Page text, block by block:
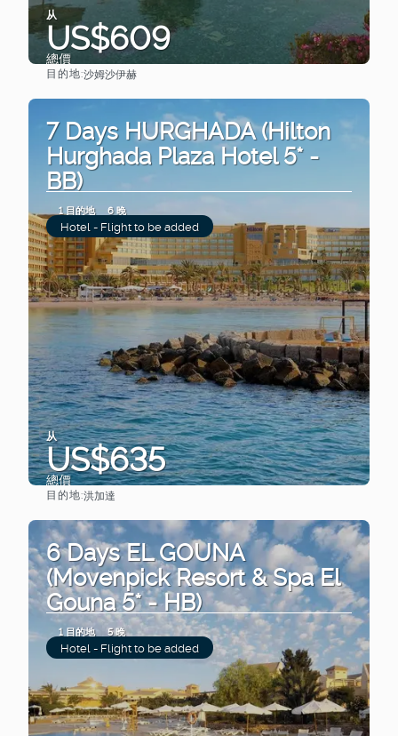
从
US$609
總價
目的地:沙姆沙伊赫
7 Days HURGHADA (Hilton
Hurghada Plaza Hotel 5* -
BB)
1 目的地 6 晚
Hotel - Flight to be added
从
US$635
總價
目的地:洪加達
6 Days EL GOUNA
(Movenpick Resort & Spa El
Gouna 5* - HB)
1 目的地 5 晚
Hotel - Flight to be added